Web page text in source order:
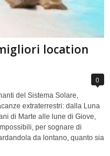
location
0
del Sistema Solare,
extraterrestri: dalla Luna
di Marte alle lune di Giove,
per sognare di
da lontano, quanto sia